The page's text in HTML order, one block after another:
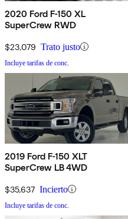
2020 Ford F-150 XL
SuperCrew RWD
$23,079 Trato justo
Incluye tarifas de conc.
2019 Ford F-150 XLT
SuperCrew LB 4WD
$35,637 Incierto
Incluye tarifas de conc.